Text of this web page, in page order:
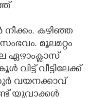
കഴിഞ്ഞ
മൂലമറ്റം
ഏഴാംക്ലാസ്
വിട്ട് വീട്ടിലേക്ക്
വയനക്കാവ്
യുവാക്കൾ